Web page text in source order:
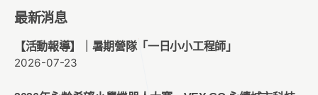
最新消息
【活動報導】｜暑期營隊「一日小小工程師」
2026-07-23